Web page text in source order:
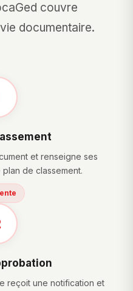
couvre
documentaire.
et renseigne ses
de classement.
reçoit une notification et